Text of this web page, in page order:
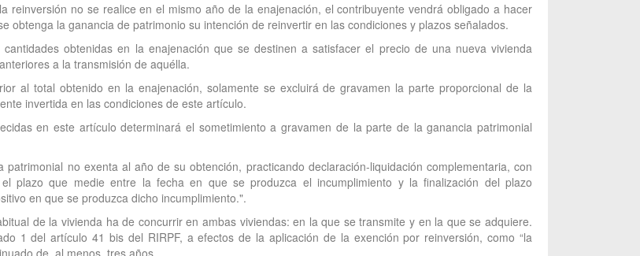
reinversión no se realice en el mismo año de la enajenación, el contribuyente vendrá obligado a hacer
obtenga la ganancia de patrimonio su intención de reinvertir en las condiciones y plazos señalados.
obtenidas en la enajenación que se destinen a satisfacer el precio de una nueva vivienda
a la transmisión de aquélla.
al total obtenido en la enajenación, solamente se excluirá de gravamen la parte proporcional de la
invertida en las condiciones de este artículo.
en este artículo determinará el sometimiento a gravamen de la parte de la ganancia patrimonial
no exenta al año de su obtención, practicando declaración-liquidación complementaria, con
plazo que medie entre la fecha en que se produzca el incumplimiento y la finalización del plazo
en que se produzca dicho incumplimiento.".
de la vivienda ha de concurrir en ambas viviendas: en la que se transmite y en la que se adquiere.
1 del artículo 41 bis del RIRPF, a efectos de la aplicación de la exención por reinversión, como “la
de, al menos, tres años.